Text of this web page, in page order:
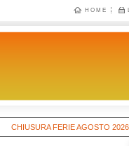
HOME
FERIE AGOSTO 2026